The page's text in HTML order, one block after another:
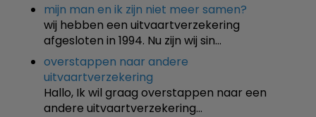
mijn man en ik zijn niet meer samen?
wij hebben een uitvaartverzekering
afgesloten in 1994. Nu zijn wij sin…
overstappen naar andere
uitvaartverzekering
Hallo, Ik wil graag overstappen naar een
andere uitvaartverzekering…